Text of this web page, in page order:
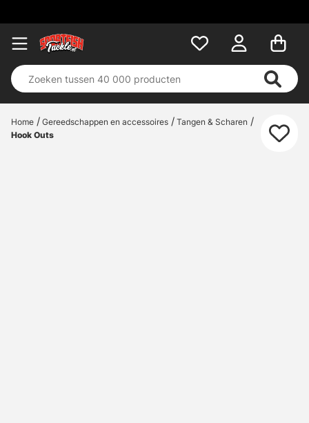
Home Gereedschappen en accessoires
Tangen & Scharen
Hook Outs